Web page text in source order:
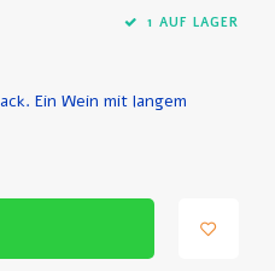
1 AUF LAGER
Ein Wein mit langem